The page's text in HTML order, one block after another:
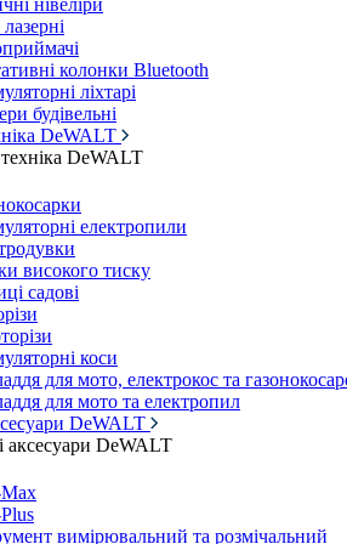
нівеліри
лазерні
колонки Bluetooth
ліхтарі
будівельні
DeWALT
DeWALT
електропили
високого тиску
садові
коси
для мото, електрокос та
для мото та електропил
DeWALT
аксесуари DeWALT
вимірювальний та розмічальний